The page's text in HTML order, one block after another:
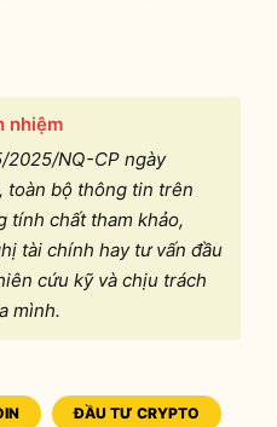
nhiệm
2025/NQ-CP ngày
toàn bộ thông tin trên
tính chất tham khảo,
tài chính hay tư vấn đầu
cứu kỹ và chịu trách
mình.
ĐẦU TƯ CRYPTO